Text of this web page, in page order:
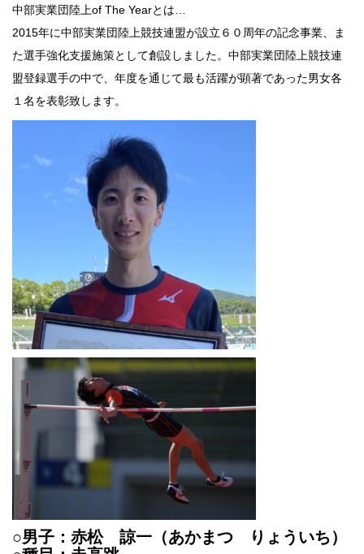
中部実業団陸上of The Yearとは…
2015年に中部実業団陸上競技連盟が設立６０周年の記念事業、ま
た選手強化支援施策として創設しました。中部実業団陸上競技連
盟登録選手の中で、年度を通じて最も活躍が顕著であった男女各
１名を表彰致します。
○男子：赤松 諒一（あかまつ りょういち）